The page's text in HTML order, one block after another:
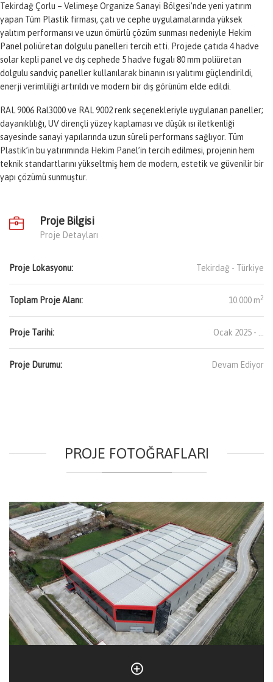
Tekirdağ Çorlu – Velimeşe Organize Sanayi Bölgesi’nde yeni yatırım
yapan Tüm Plastik firması, çatı ve cephe uygulamalarında yüksek
yalıtım performansı ve uzun ömürlü çözüm sunması nedeniyle Hekim
Panel poliüretan dolgulu panelleri tercih etti. Projede çatıda 4 hadve
solar kepli panel ve dış cephede 5 hadve fugalı 80 mm poliüretan
dolgulu sandviç paneller kullanılarak binanın ısı yalıtımı güçlendirildi,
enerji verimliliği artırıldı ve modern bir dış görünüm elde edildi.
RAL 9006 Ral3000 ve RAL 9002 renk seçenekleriyle uygulanan paneller;
dayanıklılığı, UV dirençli yüzey kaplaması ve düşük ısı iletkenliği
sayesinde sanayi yapılarında uzun süreli performans sağlıyor. Tüm
Plastik’in bu yatırımında Hekim Panel’in tercih edilmesi, projenin hem
teknik standartlarını yükseltmiş hem de modern, estetik ve güvenilir bir
yapı çözümü sunmuştur.
Proje Bilgisi
Proje Detayları
Proje Lokasyonu: Tekirdağ - Türkiye
Toplam Proje Alanı: 10.000 m2
Proje Tarihi: Ocak 2025 - ...
Proje Durumu: Devam Ediyor
PROJE FOTOĞRAFLARI